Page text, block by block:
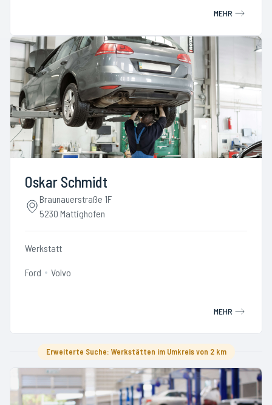
MEHR
Oskar Schmidt
Braunauerstraße 1F
5230 Mattighofen
Werkstatt
Ford Volvo
MEHR
Erweiterte Suche: Werkstätten im Umkreis von 2 km